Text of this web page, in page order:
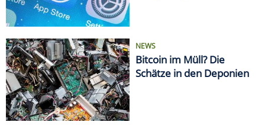
NEWS
Bitcoin im Müll? Die
Schätze in den Deponien